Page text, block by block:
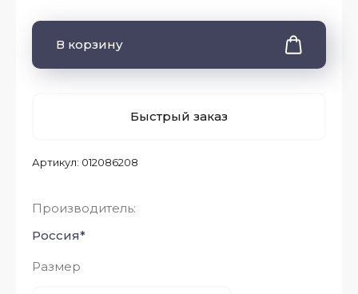
Артикул: 012086208
В корзину
Быстрый заказ
Производитель:
Россия*
Размер